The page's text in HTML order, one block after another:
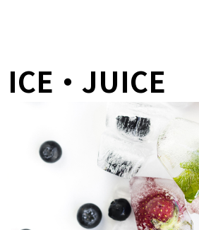
ICE・JUICE